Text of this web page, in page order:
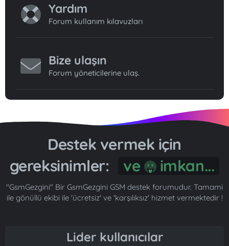
Yardım
Forum kullanım kılavuzları
Bize ulaşın
Forum yöneticilerine ulaş.
Destek vermek için
gereksinimler:
ve imkan...
"GsmGezgini" Bir GsmGezgini GSM destek forumudur. Tamami
ile gönüllü ekibi ile 'ücretsiz' ve 'karşılıksız' hizmet vermektedir !
Lider kullanıcılar